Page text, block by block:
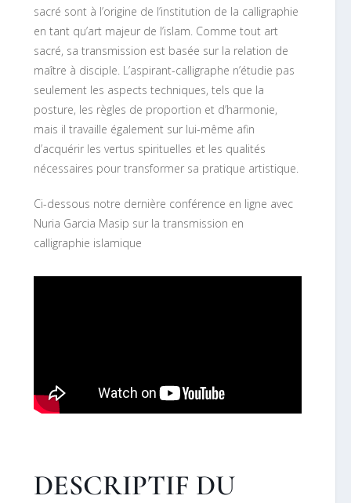
sacré sont à l’origine de l’institution de la calligraphie
en tant qu’art majeur de l’islam. Comme tout art
sacré, sa transmission est basée sur la relation de
maître à disciple. L’aspirant-calligraphe n’étudie pas
seulement les aspects techniques, tels que la
posture, les règles de proportion et d’harmonie,
mais il travaille également sur lui-même afin
d’acquérir les vertus spirituelles et les qualités
nécessaires pour transformer sa pratique artistique.
Ci-dessous notre dernière conférence en ligne avec
Nuria Garcia Masip sur la transmission en
calligraphie islamique
DESCRIPTIF DU